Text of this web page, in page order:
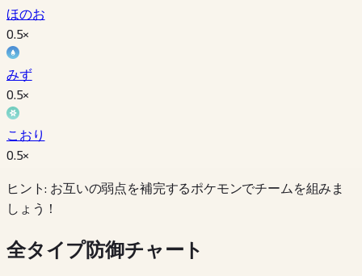
ほのお
0.5×
みず
0.5×
こおり
0.5×
ヒント: お互いの弱点を補完するポケモンでチームを組みま
しょう！
全タイプ防御チャート